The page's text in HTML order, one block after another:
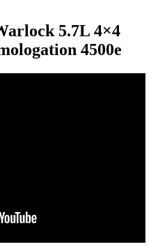
5.7L 4×4
4500e